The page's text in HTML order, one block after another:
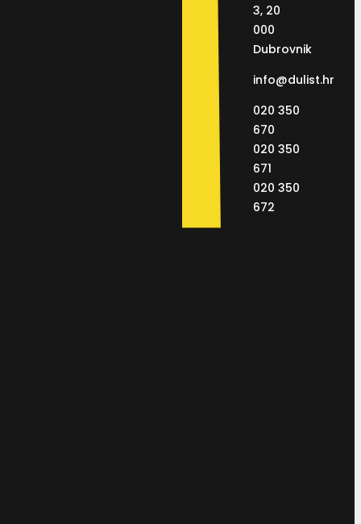
3, 20
000
Dubrovnik
info@dulist.hr
020 350
670
020 350
671
020 350
672